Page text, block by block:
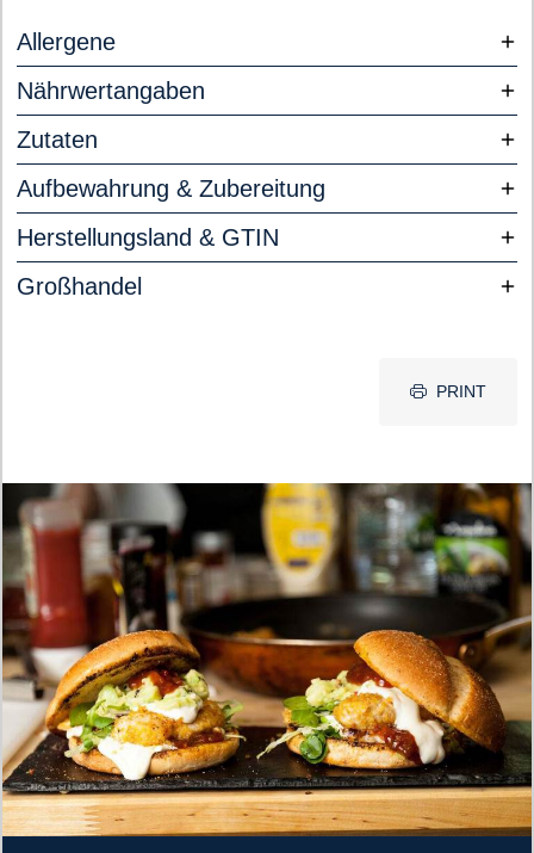
Allergene
Nährwertangaben
Zutaten
Aufbewahrung & Zubereitung
Herstellungsland & GTIN
Großhandel
PRINT